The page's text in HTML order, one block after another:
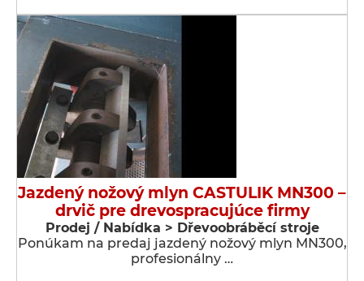
Jazdený nožový mlyn CASTULIK MN300 –
drvič pre drevospracujúce firmy
Prodej / Nabídka > Dřevoobráběcí stroje
Ponúkam na predaj jazdený nožový mlyn MN300,
profesionálny …